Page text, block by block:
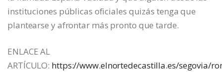
instituciones públicas oficiales quizás tenga que
plantearse y afrontar más pronto que tarde.
ENLACE AL
ARTÍCULO: https://www.elnortedecastilla.es/segovia/